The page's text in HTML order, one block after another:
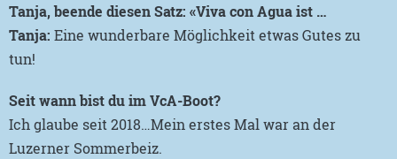
Tanja, beende diesen Satz: «Viva con Agua ist …
Tanja: Eine wunderbare Möglichkeit etwas Gutes zu
tun!
Seit wann bist du im VcA-Boot?
Ich glaube seit 2018…Mein erstes Mal war an der
Luzerner Sommerbeiz.